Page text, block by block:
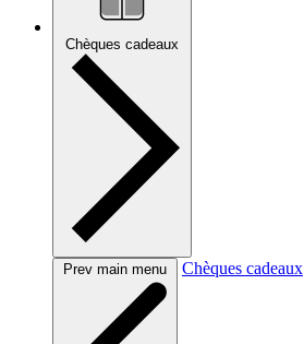
Chèques cadeaux
Prev main menu Chèques cadeaux